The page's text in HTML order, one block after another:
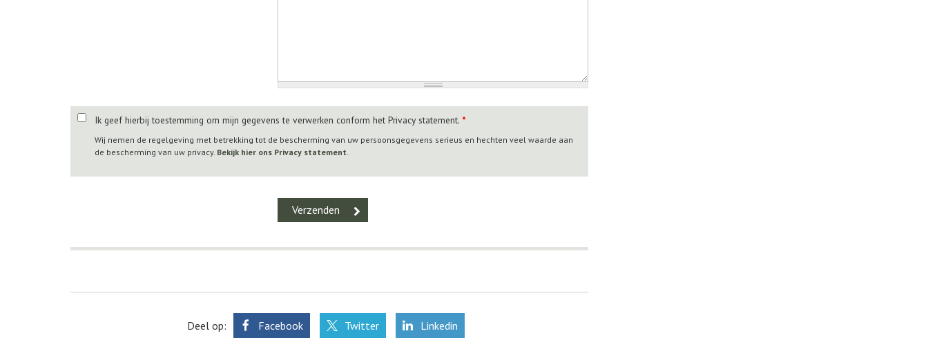
Ik geef hierbij toestemming om mijn gegevens te verwerken conform het Privacy statement. *
Wij nemen de regelgeving met betrekking tot de bescherming van uw persoonsgegevens serieus en hechten veel waarde aan
de bescherming van uw privacy. Bekijk hier ons Privacy statement
Deel op: Facebook Twitter Linkedin